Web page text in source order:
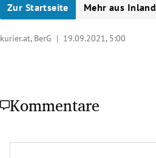
Zur Startseite Mehr aus Inland
kurier.at, BerG | 19.09.2021, 5:00
Kommentare